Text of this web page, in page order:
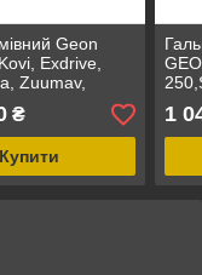
Geon
Exdrive,
Zuumav,
₴
Купити
6С/
1